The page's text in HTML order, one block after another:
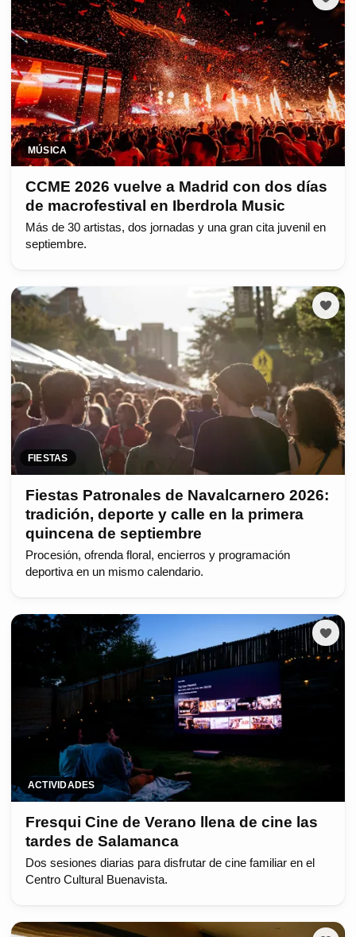
MÚSICA
CCME 2026 vuelve a Madrid con dos días
de macrofestival en Iberdrola Music
Más de 30 artistas, dos jornadas y una gran cita juvenil en
septiembre.
FIESTAS
Fiestas Patronales de Navalcarnero 2026:
tradición, deporte y calle en la primera
quincena de septiembre
Procesión, ofrenda floral, encierros y programación
deportiva en un mismo calendario.
ACTIVIDADES
Fresqui Cine de Verano llena de cine las
tardes de Salamanca
Dos sesiones diarias para disfrutar de cine familiar en el
Centro Cultural Buenavista.